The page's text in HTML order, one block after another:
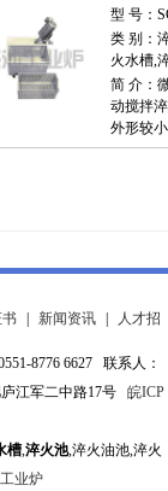
型 号：
类 别：
火水槽,
简 介：
动搅拌
外形较
书 新闻资讯 人才招
8776 6627 联系人：
庐江军二中路17号皖ICP
槽,淬火池,淬火油池,淬火
工业炉